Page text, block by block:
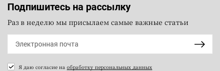
Подпишитесь на рассылку
Раз в неделю мы присылаем самые важные статьи
Я даю согласие на обработку персональных данных